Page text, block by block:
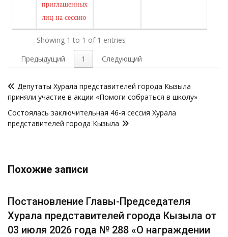
приглашенных
лиц на сессию
Showing 1 to 1 of 1 entries
Предыдущий
1 Следующий
по
записям
Депутаты Хурала представителей города Кызыла
приняли участие в акции «Помоги собраться в школу»
Состоялась заключительная 46-я сессия Хурала
представителей города Кызыла
Похожие записи
Постановление Главы-Председателя
Хурала представителей города Кызыла от
03 июля 2026 года № 288 «О награждении